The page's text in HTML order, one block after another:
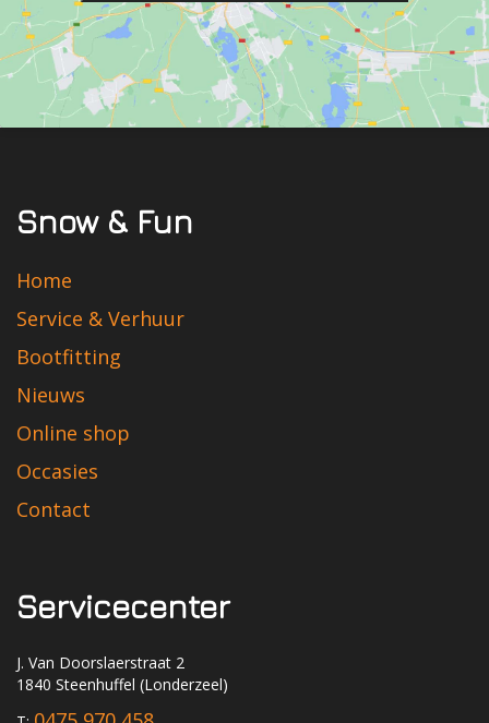
Snow & Fun
Home
Service & Verhuur
Bootfitting
Nieuws
Online shop
Occasies
Contact
Servicecenter
J. Van Doorslaerstraat 2
1840 Steenhuffel (Londerzeel)